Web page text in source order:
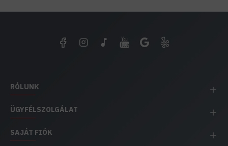
RÓLUNK
ÜGYFÉLSZOLGÁLAT
SAJÁT FIÓK